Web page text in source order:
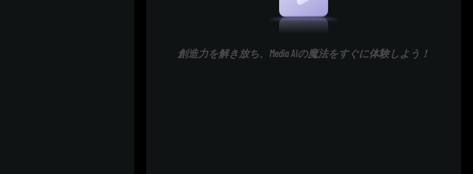
創造力を解き放ち、Media AIの魔法をすぐに体験しよう！